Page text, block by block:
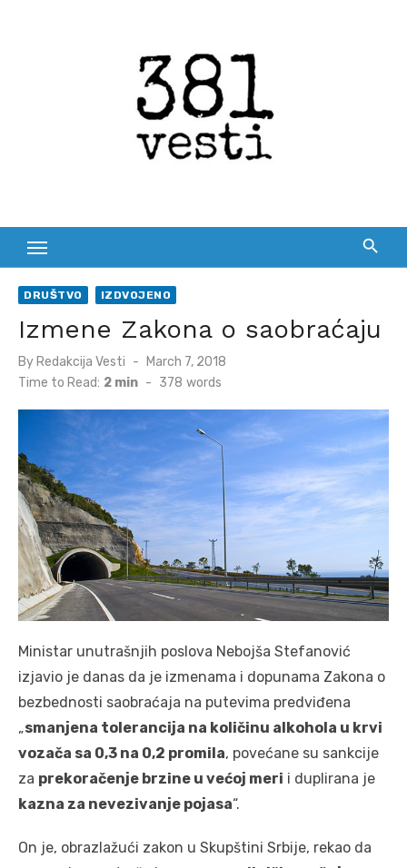
DRUŠTVO IZDVOJENO
Izmene Zakona o saobraćaju
By Redakcija Vesti
Posted
March 7, 2018
Time to Read: 2 min - 378 words
Ministar unutrašnjih poslova Nebojša Stefanović
izjavio je danas da je izmenama i dopunama Zakona o
bezbednosti saobraćaja na putevima predviđena
„smanjena tolerancija na količinu alkohola u krvi
vozača sa 0,3 na 0,2 promila, povećane su sankcije
za prekoračenje brzine u većoj meri i duplirana je
kazna za nevezivanje pojasa“.
On je, obrazlažući zakon u Skupštini Srbije, rekao da